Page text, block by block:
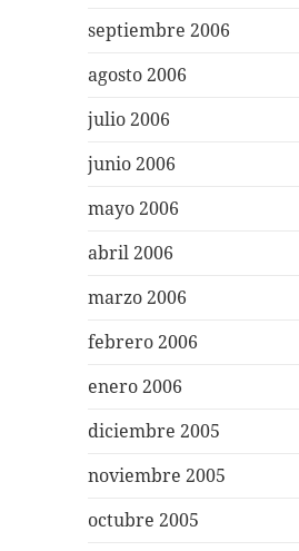
septiembre 2006
agosto 2006
julio 2006
junio 2006
mayo 2006
abril 2006
marzo 2006
febrero 2006
enero 2006
diciembre 2005
noviembre 2005
octubre 2005